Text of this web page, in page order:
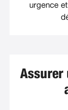
urgence
Assurer